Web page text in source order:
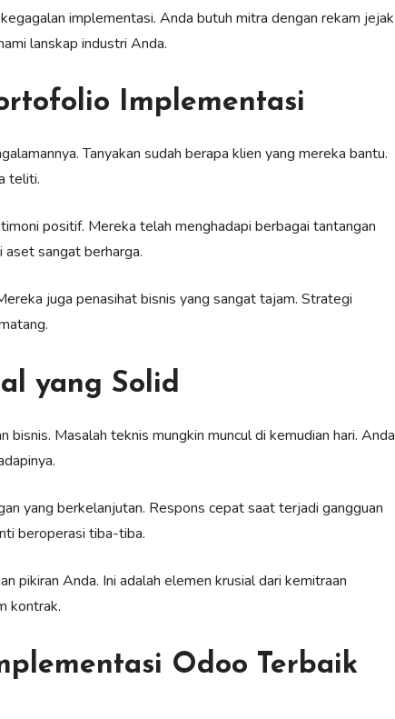
implementasi. Anda butuh mitra dengan rekam jejak
lanskap industri Anda.
Implementasi
Tanyakan sudah berapa klien yang mereka bantu.
teliti.
positif. Mereka telah menghadapi berbagai tantangan
aset sangat berharga.
juga penasihat bisnis yang sangat tajam. Strategi
yang Solid
Masalah teknis mungkin muncul di kemudian hari. Anda
yang berkelanjutan. Respons cepat saat terjadi gangguan
beroperasi tiba-tiba.
pikiran Anda. Ini adalah elemen krusial dari kemitraan
kontrak.
Odoo Terbaik